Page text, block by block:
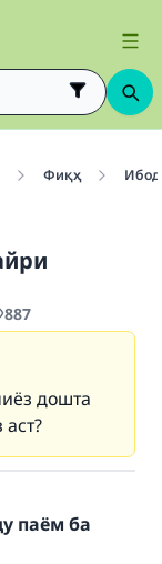
Фиқҳ
887
дошта
паём ба